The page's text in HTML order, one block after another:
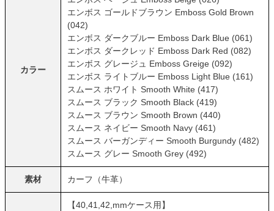
カラー
エンボス ゴールドブラウン Emboss Gold Brown
(042)
エンボス ダークブルー Emboss Dark Blue (061)
エンボス ダークレッド Emboss Dark Red (082)
エンボス グレージュ Emboss Greige (092)
エンボス ライトブルー Emboss Light Blue (161)
スムース ホワイト Smooth White (417)
スムース ブラック Smooth Black (419)
スムース ブラウン Smooth Brown (440)
スムース ネイビー Smooth Navy (461)
スムース バーガンディー Smooth Burgundy (482)
スムース グレー Smooth Grey (492)
素材 カーフ（牛革）
【40,41,42,mmケース用】